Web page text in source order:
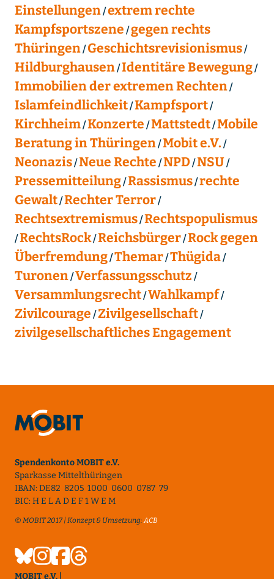
Einstellungen extrem rechte
Kampfsportszene gegen rechts
Thüringen Geschichtsrevisionismus
Hildburghausen Identitäre Bewegung
Immobilien der extremen Rechten
Islamfeindlichkeit Kampfsport
Kirchheim Konzerte Mattstedt Mobile
Beratung in Thüringen Mobit e.V.
Neonazis Neue Rechte NPD NSU
Pressemitteilung Rassismus rechte
Gewalt Rechter Terror
Rechtsextremismus Rechtspopulismus
RechtsRock Reichsbürger Rock gegen
Überfremdung Themar Thügida
Turonen Verfassungsschutz
Versammlungsrecht Wahlkampf
Zivilcourage Zivilgesellschaft
zivilgesellschaftliches Engagement
Spendenkonto MOBIT e.V.
Sparkasse Mittelthüringen
IBAN: DE82 8205 1000 0600 0787 79
BIC: H E L A D E F 1 W E M
© MOBIT 2017 | Konzept & Umsetzung:ACB
MOBIT e.V. |